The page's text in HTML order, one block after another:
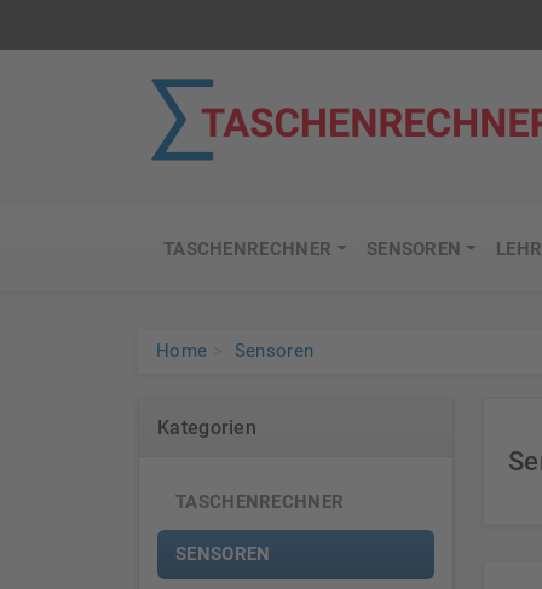
TASCHENRECHNER SENSOREN
Home Sensoren
Kategorien
TASCHENRECHNER
SENSOREN